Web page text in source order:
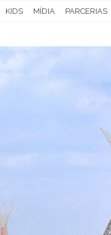
KIDS MÍDIA PARCERIAS